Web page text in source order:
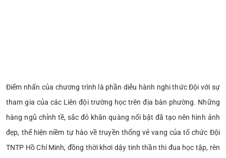
Điểm nhấn của chương trình là phần diễu hành nghi thức Đội với sự
tham gia của các Liên đội trường học trên địa bàn phường. Những
hàng ngũ chỉnh tề, sắc đỏ khăn quàng nổi bật đã tạo nên hình ảnh
đẹp, thể hiện niềm tự hào về truyền thống vẻ vang của tổ chức Đội
TNTP Hồ Chí Minh, đồng thời khơi dậy tinh thần thi đua học tập, rèn